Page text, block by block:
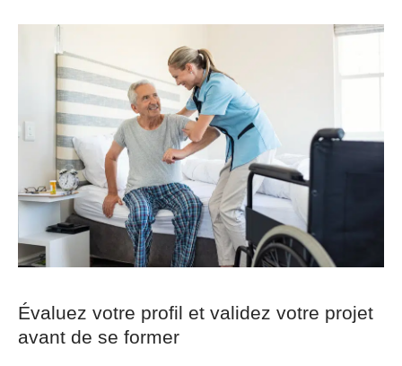
Évaluez votre profil et validez votre projet
avant de se former